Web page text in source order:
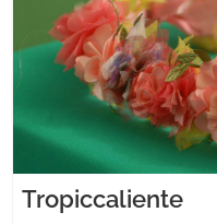
Tropiccaliente